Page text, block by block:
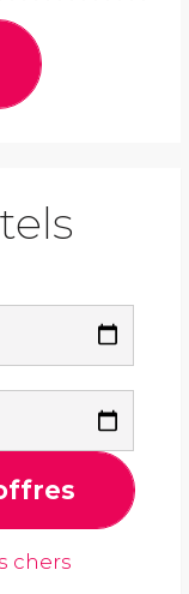
chers